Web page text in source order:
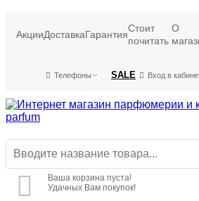
АкцииДоставкаГарантия
Стоит
почитать
О
Телефоны SALE Вход в
Ваша корзина пуста!
Удачных Вам покупок!